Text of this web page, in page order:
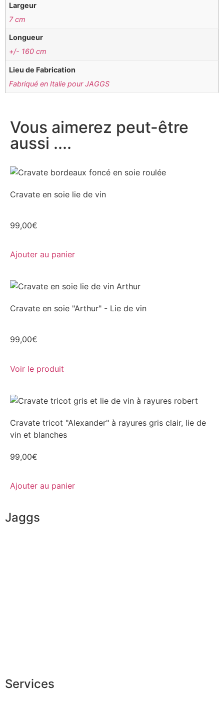
Largeur
7 cm
Longueur
+/- 160 cm
Lieu de Fabrication
Fabriqué en Italie pour JAGGS
Vous aimerez peut-être
aussi ....
Cravate en soie lie de vin
99,00€
Ajouter au panier
Cravate en soie "Arthur" - Lie de vin
99,00€
Voir le produit
Cravate tricot "Alexander" à rayures gris clair, lie de
vin et blanches
99,00€
Ajouter au panier
Jaggs
Services